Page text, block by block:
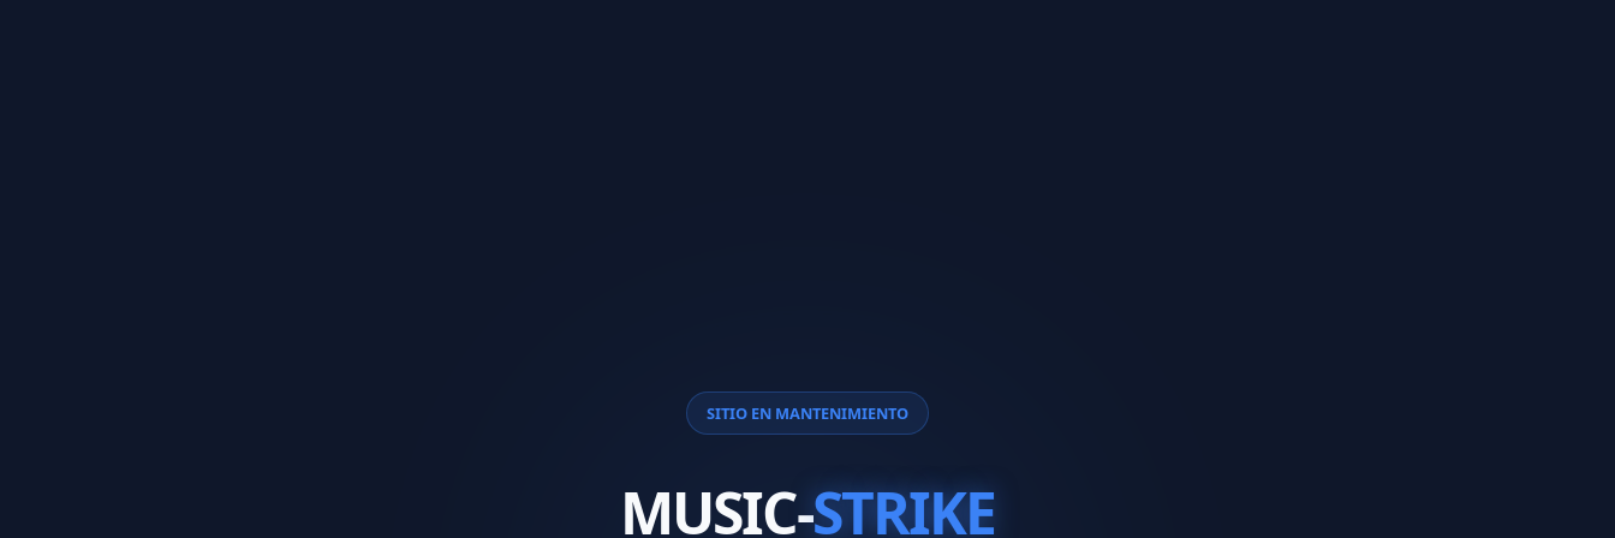
SITIO EN MANTENIMIENTO
MUSIC-STRIKE